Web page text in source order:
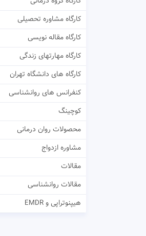
کارگاه مشاوره تحصیلی
کارگاه مقاله نویسی
کارگاه مهارتهای زندگی
کارگاه های دانشگاه تهران
کنفرانس های روانشناسی
کوچینگ
محصولات روان درمانی
مشاوره ازدواج
مقالات
مقالات روانشناسی
هیپنوتراپی و EMDR